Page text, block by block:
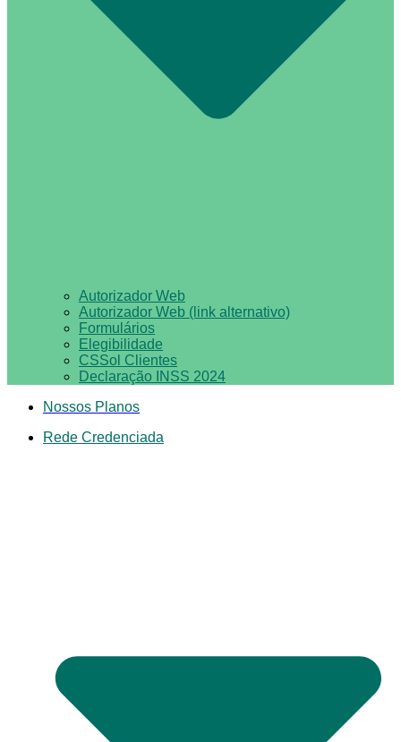
Autorizador Web
Autorizador Web (link alternativo)
Formulários
Elegibilidade
CSSol Clientes
Declaração INSS 2024
Nossos Planos
Rede Credenciada